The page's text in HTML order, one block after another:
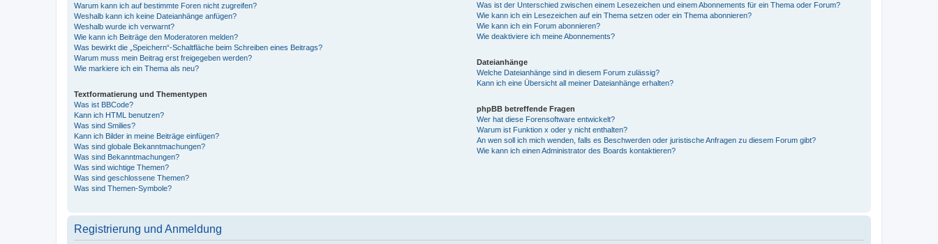
Warum kann ich auf bestimmte Foren nicht zugreifen?
Weshalb kann ich keine Dateianhänge anfügen?
Weshalb wurde ich verwarnt?
Wie kann ich Beiträge den Moderatoren melden?
Was bewirkt die „Speichern“-Schaltfläche beim Schreiben eines Beitrags?
Warum muss mein Beitrag erst freigegeben werden?
Wie markiere ich ein Thema als neu?
Textformatierung und Thementypen
Was ist BBCode?
Kann ich HTML benutzen?
Was sind Smilies?
Kann ich Bilder in meine Beiträge einfügen?
Was sind globale Bekanntmachungen?
Was sind Bekanntmachungen?
Was sind wichtige Themen?
Was sind geschlossene Themen?
Was sind Themen-Symbole?
Was ist der Unterschied zwischen einem Lesezeichen und einem Abonnements für ein Thema oder Forum?
Wie kann ich ein Lesezeichen auf ein Thema setzen oder ein Thema abonnieren?
Wie kann ich ein Forum abonnieren?
Wie deaktiviere ich meine Abonnements?
Dateianhänge
Welche Dateianhänge sind in diesem Forum zulässig?
Kann ich eine Übersicht all meiner Dateianhänge erhalten?
phpBB betreffende Fragen
Wer hat diese Forensoftware entwickelt?
Warum ist Funktion x oder y nicht enthalten?
An wen soll ich mich wenden, falls es Beschwerden oder juristische Anfragen zu diesem Forum gibt?
Wie kann ich einen Administrator des Boards kontaktieren?
Registrierung und Anmeldung